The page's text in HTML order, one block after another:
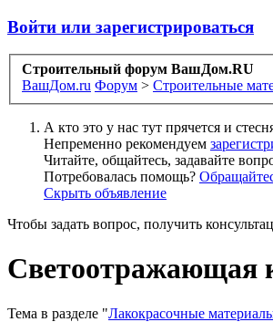
Войти или зарегистрироваться
Строительный форум ВашДом.RU
ВашДом.ru Форум > Строительные
А кто это у нас тут прячется и
Непременно рекомендуем
Читайте, общайтесь, задавайте
Потребовалась помощь?
Скрыть объявление
Чтобы задать вопрос, получить
Светоотражающая
Тема в разделе "Лакокрасочные